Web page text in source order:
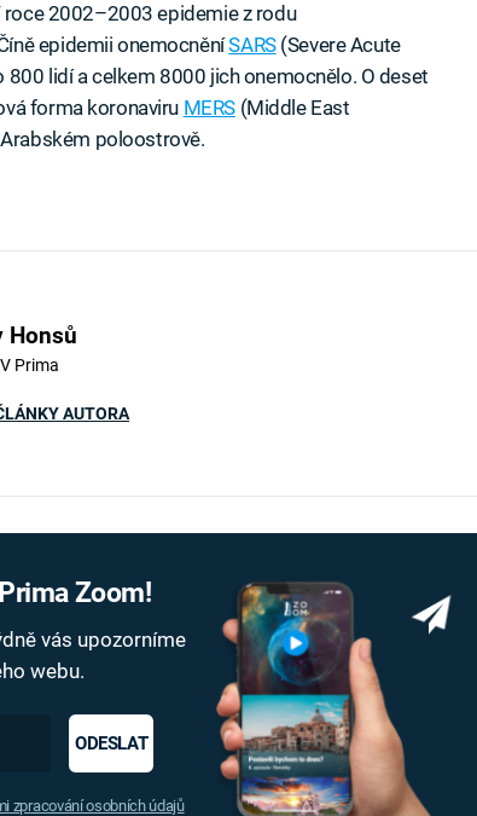
roce 2002–2003 epidemie z rodu
epidemii onemocněníSARS(Severe Acute
800 lidí a celkem 8000 jich onemocnělo. O deset
forma koronaviru MERS(Middle East
poloostrově.
Honsů
Prima
AUTORA
Zoom!
vás upozorníme
webu.
ODESLAT
zpracování osobních údajů